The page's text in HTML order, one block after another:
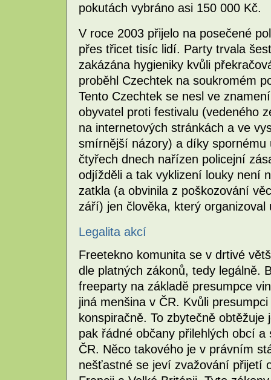
pokutách vybráno asi 150 000 Kč.
V roce 2003 přijelo na posečené
přes třicet tisíc lidí. Party trvala
zakázána hygieniky kvůli
proběhl Czechtek na soukromém
Tento Czechtek se nesl ve
obyvatel proti festivalu (vedeného
na internetových stránkách a ve
smírnější názory) a díky
čtyřech dnech nařízen policejní
odjížděli a tak vyklizení louky není
zatkla (a obvinila z poškozování
září) jen člověka, který organizoval
Legalita akcí
Freetekno komunita se v drtivé
dle platných zákonů, tedy legálně.
freeparty na základě presumpce
jiná menšina v ČR. Kvůli
konspiračně. To zbytečně
pak řádné občany přilehlých obcí
ČR. Něco takového je v právním
nešťastné se jeví zvažování přijetí